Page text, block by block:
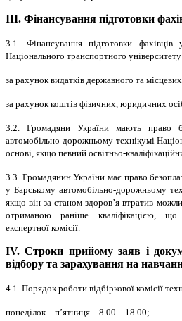
ІІІ. Фінансування підготовки
3.1. Фінансування підготовки фахівців
Національного транспортного
за рахунок видатків державного та
за рахунок коштів фізичних, юридичних
3.2. Громадяни України мають право
автомобільно-дорожньому технікумі
основі, якщо певний освітньо-
3.3. Громадянин України має право
у Барському автомобільно-дорожньому
якщо він за станом здоров’я втратив
отриманою раніше кваліфікацією, що
експертної комісії.
IV. Строки прийому заяв і
відбору та зарахування на
4.1. Порядок роботи відбіркової комісії
понеділок – п’ятниця – 8.00 – 18.00;